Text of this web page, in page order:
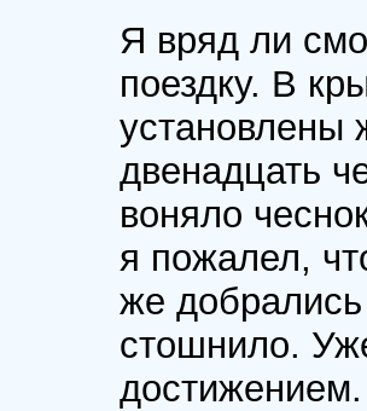
Я вряд ли
поездку. В
установлены
двенадцать
воняло
я пожалел,
же
стошнило.
достижением.